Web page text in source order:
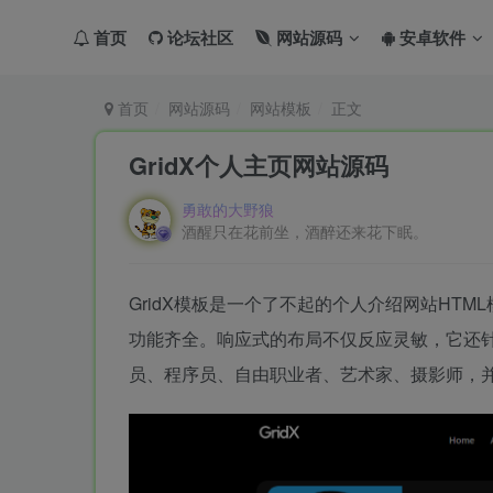
首页 论坛社区 网站源码 安卓软件
首页 网站源码 网站模板 正文
GridX个人主页网站源码
勇敢的大野狼
酒醒只在花前坐，酒醉还来花下眠。
GridX模板是一个了不起的个人介绍网站
功能齐全。响应式的布局不仅反应灵敏，它
员、程序员、自由职业者、艺术家、摄影师，